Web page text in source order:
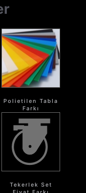
Polietilen Tabla
Farkı
Tekerlek Set